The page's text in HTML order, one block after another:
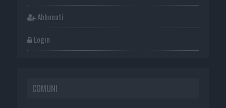
Abbonati
Login
COMUNI